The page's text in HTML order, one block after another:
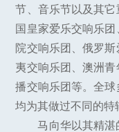
节、音乐节以及其
国皇家爱乐交响乐
院交响乐团、俄罗
夷交响乐团、澳洲
播交响乐团等。全
均为其做过不同的特
马向华以其精湛